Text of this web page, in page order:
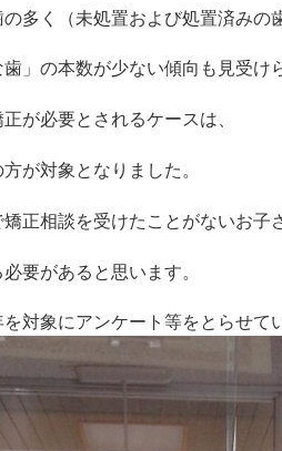
多く（未処置および処置済みの
」の本数が少ない傾向も見受け
が必要とされるケースは、
が対象となりました。
正相談を受けたことがないお子
要があると思います。
対象にアンケート等をとらせて